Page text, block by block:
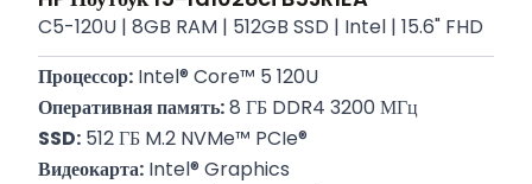
C5-120U | 8GB RAM | 512GB SSD | Intel | 15.6" FHD
Процессор: Intel® Core™ 5 120U
Оперативная память: 8 ГБ DDR4 3200 МГц
SSD: 512 ГБ M.2 NVMe™ PCIe®
Видеокарта: Intel® Graphics